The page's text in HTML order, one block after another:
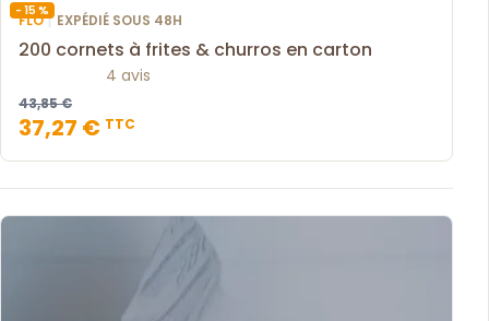
- 15 %
FLO| EXPÉDIÉ SOUS 48H
200 cornets à frites & churros en carton
4 avis
43,85 €
37,27 € TTC